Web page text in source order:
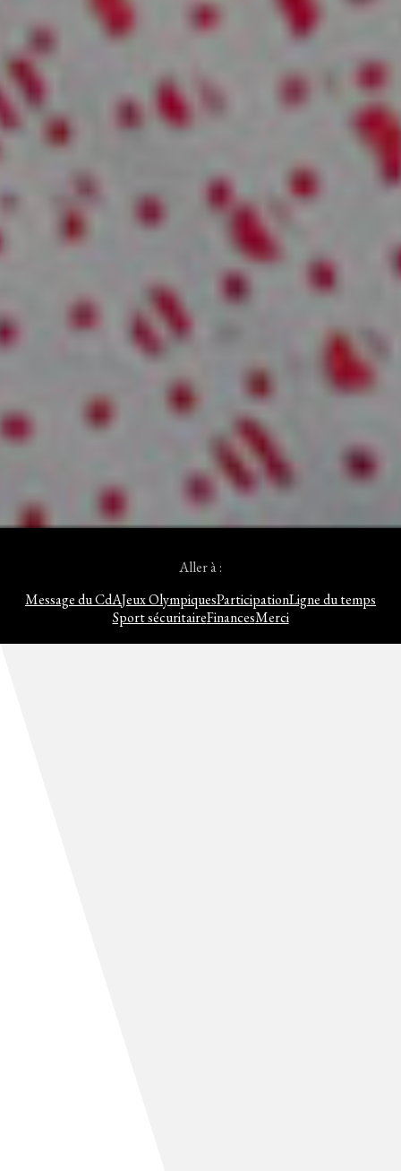
Aller à :
Message du CdAJeux OlympiquesParticipationLigne du temps
Sport sécuritaireFinancesMerci